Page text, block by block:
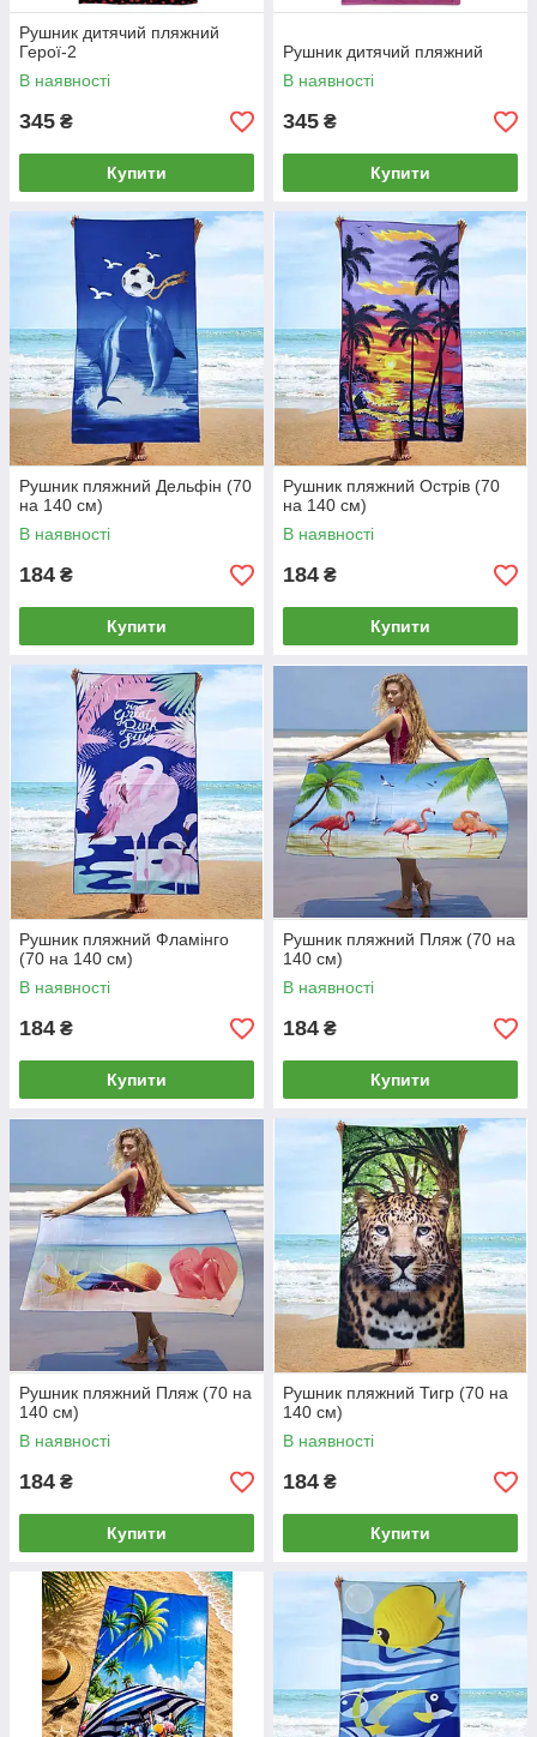
Рушник дитячий пляжний
Герої-2
В наявності
345 ₴
Купити
Рушник дитячий пляжний
В наявності
345 ₴
Купити
Рушник пляжний Дельфін (70
на 140 см)
В наявності
184 ₴
Купити
Рушник пляжний Острів (70
на 140 см)
В наявності
184 ₴
Купити
Рушник пляжний Фламінго
(70 на 140 см)
В наявності
184 ₴
Купити
Рушник пляжний Пляж (70 на
140 см)
В наявності
184 ₴
Купити
Рушник пляжний Пляж (70 на
140 см)
В наявності
184 ₴
Купити
Рушник пляжний Тигр (70 на
140 см)
В наявності
184 ₴
Купити